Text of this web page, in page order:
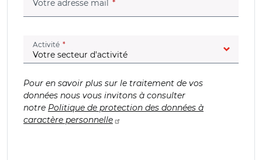
Votre adresse mail (champ obligatoire)
Activité (champ obligatoire)
Pour en savoir plus sur le traitement de vos
données nous vous invitons à consulter
notre Politique de protection des données à
caractère personnelle